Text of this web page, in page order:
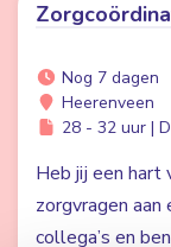
Nog 7 dagen
Heerenveen
28 - 32 uur |
Heb jij een hart
zorgvragen aan
collega’s en